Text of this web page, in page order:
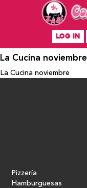
LOG IN
La Cucina noviembre
La Cucina noviembre
Pizzería
Hamburguesas